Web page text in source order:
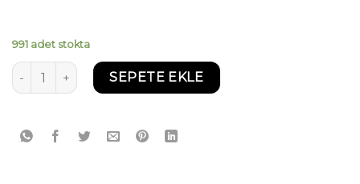
991 adet stokta
Castrol Edge 5W30 LL 4 Lt Tam Sentetik Partiküllü Motor
SEPETE EKLE